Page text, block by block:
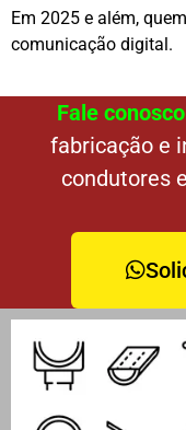
Em 2025 e além,
comunicação digital.
Fale
fabricação e
condutores